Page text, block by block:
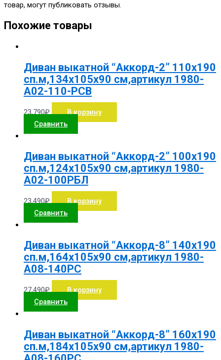
товар, могут публиковать отзывы.
Похожие товары
Диван выкатной “Аккорд-2” 110х190
сп.м,134х105х90 см,артикул 1980-
А02-110-РСВ
23,790₽
В корзину
Сравнить
Диван выкатной “Аккорд-2” 100х190
сп.м,124х105х90 см,артикул 1980-
А02-100РБЛ
23,490₽
В корзину
Сравнить
Диван выкатной “Аккорд-8” 140х190
сп.м,164х105х90 см,артикул 1980-
А08-140РС
27,490₽
В корзину
Сравнить
Диван выкатной “Аккорд-8” 160х190
сп.м,184х105х90 см,артикул 1980-